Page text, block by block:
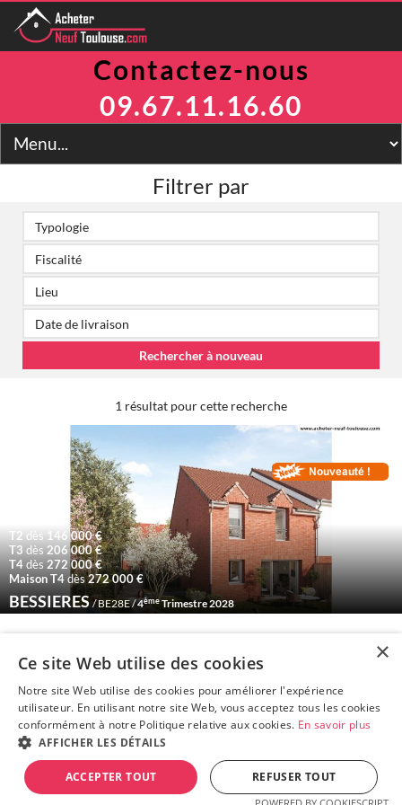
BRS
LMNP
Toulouse
Financement
Simulateur
Prix m2
Contact
Contactez-nous
09.67.11.16.60
Filtrer par
1 résultat pour cette recherche
T2 dès 146 000 €
T3 dès 206 000 €
T4dès 272 000 €
Maison T4dès272 000 €
BESSIERES/ BE28E /4èmeTrimestre 2028
© 2015 Acheter-Neuf-Toulouse.com - Toute reproduction est
interdite —Mentions légales
Politique de protection des données
personnelles
×
Ce site Web utilise des cookies
Notre site Web utilise des cookies pour améliorer l'expérience
utilisateur. En utilisant notre site Web, vous acceptez tous les cookies
conformément à notre Politique relative aux cookies. En savoir plus
AFFICHER LES DÉTAILS
ACCEPTER TOUT REFUSER TOUT